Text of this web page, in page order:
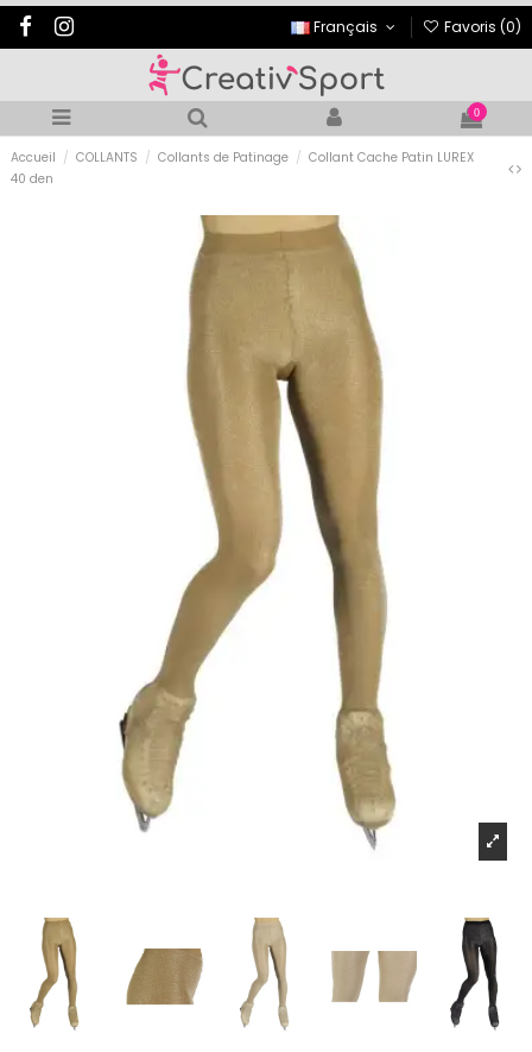
Français Favoris (0)
0
Accueil COLLANTS Collants de Patinage
Collant Cache Patin LUREX
40 den